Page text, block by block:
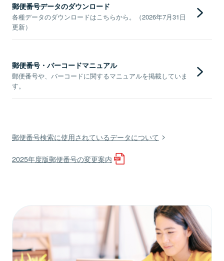
郵便番号データのダウンロード
各種データのダウンロードはこちらから。（2026年7月31日
更新）
郵便番号・バーコードマニュアル
郵便番号や、バーコードに関するマニュアルを掲載していま
す。
郵便番号検索に使用されているデータについて
2025年度版郵便番号の変更案内